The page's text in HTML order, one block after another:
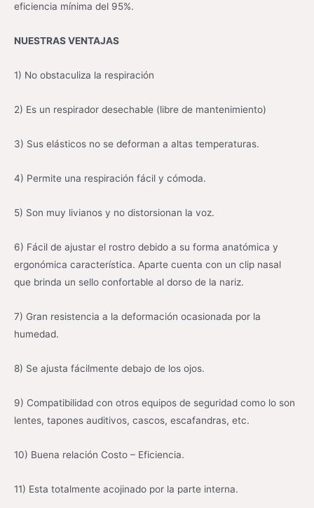
eficiencia mínima del 95%.
NUESTRAS VENTAJAS
1) No obstaculiza la respiración
2) Es un respirador desechable (libre de mantenimiento)
3) Sus elásticos no se deforman a altas temperaturas.
4) Permite una respiración fácil y cómoda.
5) Son muy livianos y no distorsionan la voz.
6) Fácil de ajustar el rostro debido a su forma anatómica y
ergonómica característica. Aparte cuenta con un clip nasal
que brinda un sello confortable al dorso de la nariz.
7) Gran resistencia a la deformación ocasionada por la
humedad.
8) Se ajusta fácilmente debajo de los ojos.
9) Compatibilidad con otros equipos de seguridad como lo son
lentes, tapones auditivos, cascos, escafandras, etc.
10) Buena relación Costo – Eficiencia.
11) Esta totalmente acojinado por la parte interna.